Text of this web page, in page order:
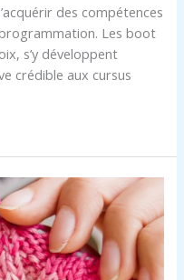
des compétences
Les boot
s’y développent
crédible aux cursus